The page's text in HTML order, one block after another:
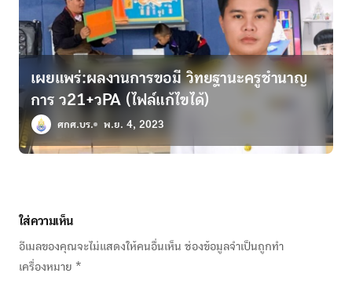
เผยแพร่:ผลงานการขอมี วิทยฐานะครูชำนาญ
การ ว21+วPA (ไฟล์แก้ไขได้)
ศกศ.บร. พ.ย. 4, 2023
ใส่ความเห็น
อีเมลของคุณจะไม่แสดงให้คนอื่นเห็น ช่องข้อมูลจำเป็นถูกทำ
เครื่องหมาย *